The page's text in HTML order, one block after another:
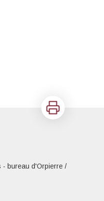
Imprimer
- bureau d'Orpierre /